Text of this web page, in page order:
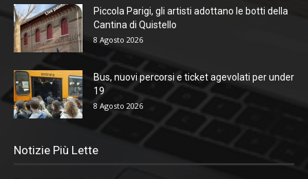
Piccola Parigi, gli artisti adottano le botti della
Cantina di Quistello
8 Agosto 2026
Bus, nuovi percorsi e ticket agevolati per under
19
8 Agosto 2026
Notizie Più Lette